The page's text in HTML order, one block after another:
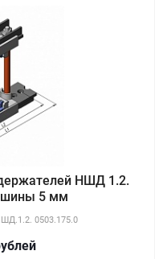
НШД 1.2.
шины 5 мм
0503.175.0
лей